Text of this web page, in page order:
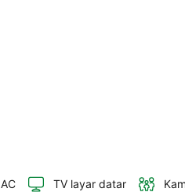
AC TV layar datar